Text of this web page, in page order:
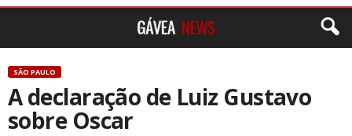
SÃO PAULO
A declaração de Luiz Gustavo
sobre Oscar